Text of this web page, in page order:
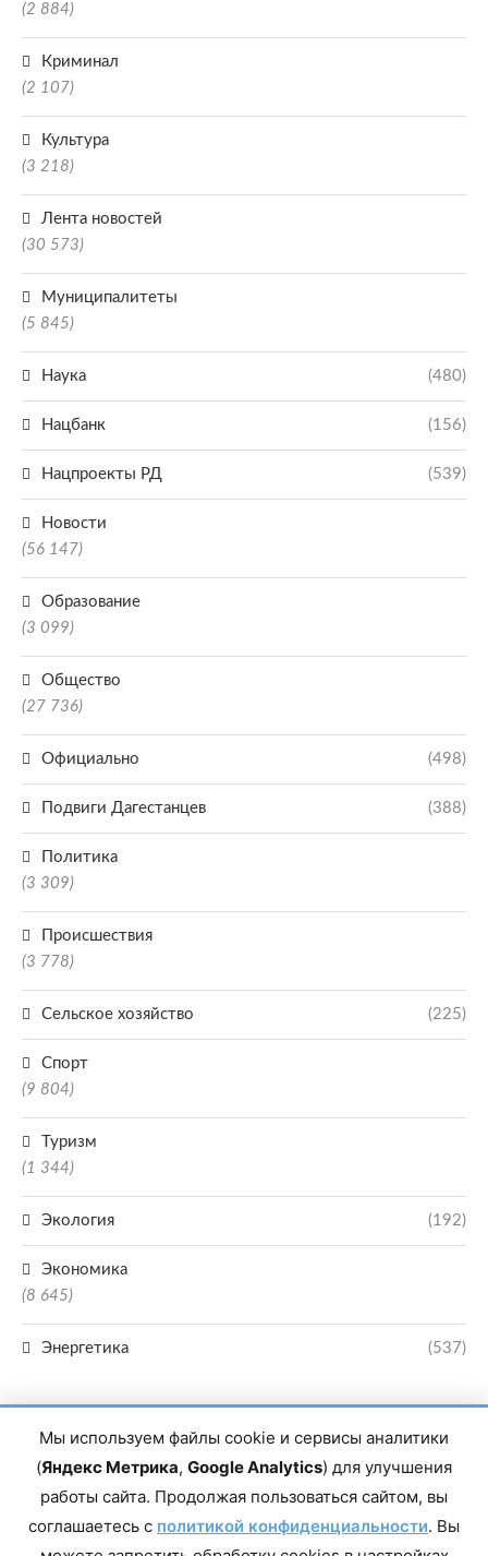
(2 884)
Криминал
(2 107)
Культура
(3 218)
Лента новостей
(30 573)
Муниципалитеты
(5 845)
Наука (480)
Нацбанк (156)
Нацпроекты РД (539)
Новости
(56 147)
Образование
(3 099)
Общество
(27 736)
Официально (498)
Подвиги Дагестанцев (388)
Политика
(3 309)
Происшествия
(3 778)
Сельское хозяйство (225)
Спорт
(9 804)
Туризм
(1 344)
Экология (192)
Экономика
(8 645)
Энергетика (537)
Главный редактор сетевого издания Магомаев Тимур Нухович. Контакты
редакции: 8(988)-292-94-34 Почта: vestiskfo@gmail.com По вопросам
Мы используем файлы cookie и сервисы аналитики
(Яндекс Метрика, Google Analytics) для улучшения
работы сайта. Продолжая пользоваться сайтом, вы
соглашаетесь с политикой конфиденциальности. Вы